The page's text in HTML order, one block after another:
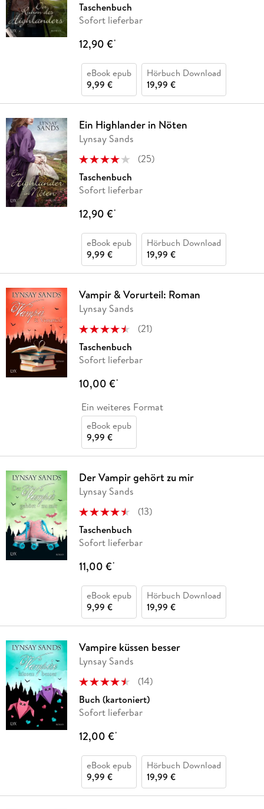
Taschenbuch
Sofort lieferbar
12,90 €*
eBook epub
9,99 €
Hörbuch Download
19,99 €
Ein Highlander in Nöten
Lynsay Sands
(25)
Taschenbuch
Sofort lieferbar
12,90 €*
eBook epub
9,99 €
Hörbuch Download
19,99 €
Vampir & Vorurteil: Roman
Lynsay Sands
(21)
Taschenbuch
Sofort lieferbar
10,00 €*
Ein weiteres Format
eBook epub
9,99 €
Der Vampir gehört zu mir
Lynsay Sands
(13)
Taschenbuch
Sofort lieferbar
11,00 €*
eBook epub
9,99 €
Hörbuch Download
19,99 €
Vampire küssen besser
Lynsay Sands
(14)
Buch (kartoniert)
Sofort lieferbar
12,00 €*
eBook epub
9,99 €
Hörbuch Download
19,99 €